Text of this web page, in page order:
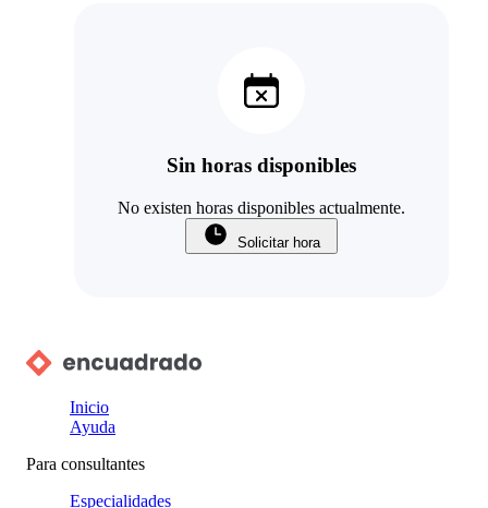
Sin horas disponibles
No existen horas disponibles actualmente.
Solicitar hora
Inicio
Ayuda
Para consultantes
Especialidades